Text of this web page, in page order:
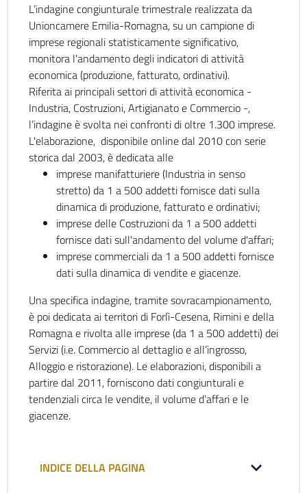
L’indagine congiunturale trimestrale realizzata da
Unioncamere Emilia-Romagna, su un campione di
imprese regionali statisticamente significativo,
monitora l'andamento degli indicatori di attività
economica (produzione, fatturato, ordinativi).
Riferita ai principali settori di attività economica -
Industria, Costruzioni, Artigianato e Commercio -,
l’indagine è svolta nei confronti di oltre 1.300 imprese.
L'elaborazione, disponibile online dal 2010 con serie
storica dal 2003, è dedicata alle
imprese manifatturiere (Industria in senso
stretto) da 1 a 500 addetti fornisce dati sulla
dinamica di produzione, fatturato e ordinativi;
imprese delle Costruzioni da 1 a 500 addetti
fornisce dati sull'andamento del volume d'affari;
imprese commerciali da 1 a 500 addetti fornisce
dati sulla dinamica di vendite e giacenze.
Una specifica indagine, tramite sovracampionamento,
è poi dedicata ai territori di Forlì-Cesena, Rimini e della
Romagna e rivolta alle imprese (da 1 a 500 addetti) dei
Servizi (i.e. Commercio al dettaglio e all’ingrosso,
Alloggio e ristorazione). Le elaborazioni, disponibili a
partire dal 2011, forniscono dati congiunturali e
tendenziali circa le vendite, il volume d’affari e le
giacenze.
INDICE DELLA PAGINA